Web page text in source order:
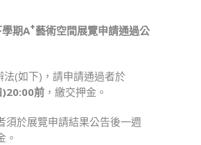
A+藝
申
期A+藝術空間展覽申請通過公
法(如下)，請申請通過者於
)20:00前 ，繳交押金。
須於展覽申請結果公告後一週
。